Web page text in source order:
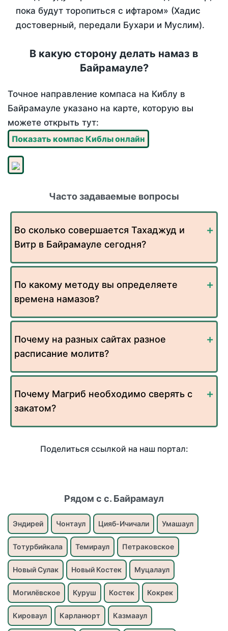
пока будут торопиться с ифтаром» (Хадис
достоверный, передали Бухари и Муслим).
В какую сторону делать намаз в
Байрамауле?
Точное направление компаса на Киблу в
Байрамауле указано на карте, которую вы
можете открыть тут:
Показать компас Киблы онлайн
Часто задаваемые вопросы
Во сколько совершается Тахаджуд и
Витр в Байрамауле сегодня?
По какому методу вы определяете
времена намазов?
Почему на разных сайтах разное
расписание молитв?
Почему Магриб необходимо сверять с
закатом?
Поделиться ссылкой на наш портал:
Рядом с с. Байрамаул
Эндирей Чонтаул Цияб-Ичичали Умашаул
Тотурбийкала Темираул Петраковское
Новый Сулак Новый Костек Муцалаул
Могилёвское Куруш Костек Кокрек
Кироваул Карланюрт Казмааул